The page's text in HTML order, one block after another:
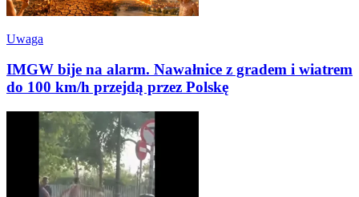
Uwaga
IMGW bije na alarm. Nawałnice z gradem i wiatrem
do 100 km/h przejdą przez Polskę